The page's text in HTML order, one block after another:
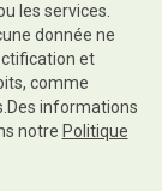
les services.
donnée ne
et
comme
informations
notre Politique